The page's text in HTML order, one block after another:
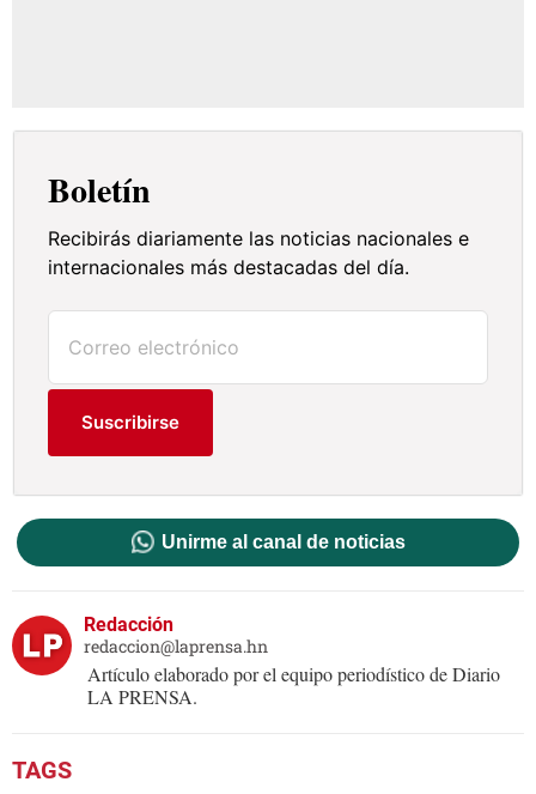
Boletín
Recibirás diariamente las noticias nacionales e
internacionales más destacadas del día.
Suscribirse
Unirme al canal de noticias
Redacción
redaccion@laprensa.hn
Artículo elaborado por el equipo periodístico de Diario
LA PRENSA.